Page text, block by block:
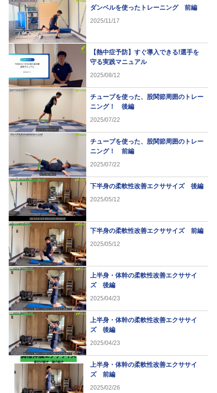
ダンベルを使ったトレーニング 前編
2025/11/17
【熱中症予防】すぐ導入できる!選手を
守る実践マニュアル
2025/08/12
チューブを使った、股関節周囲のトレー
ニング！ 後編
2025/07/22
チューブを使った、股関節周囲のトレー
ニング！ 前編
2025/07/22
下半身の柔軟性改善エクササイズ 後編
2025/05/12
下半身の柔軟性改善エクササイズ 前編
2025/05/12
上半身・体幹の柔軟性改善エクササイ
ズ 後編
2025/04/23
上半身・体幹の柔軟性改善エクササイ
ズ 後編
2025/04/23
上半身・体幹の柔軟性改善エクササイ
ズ 前編
2025/02/26